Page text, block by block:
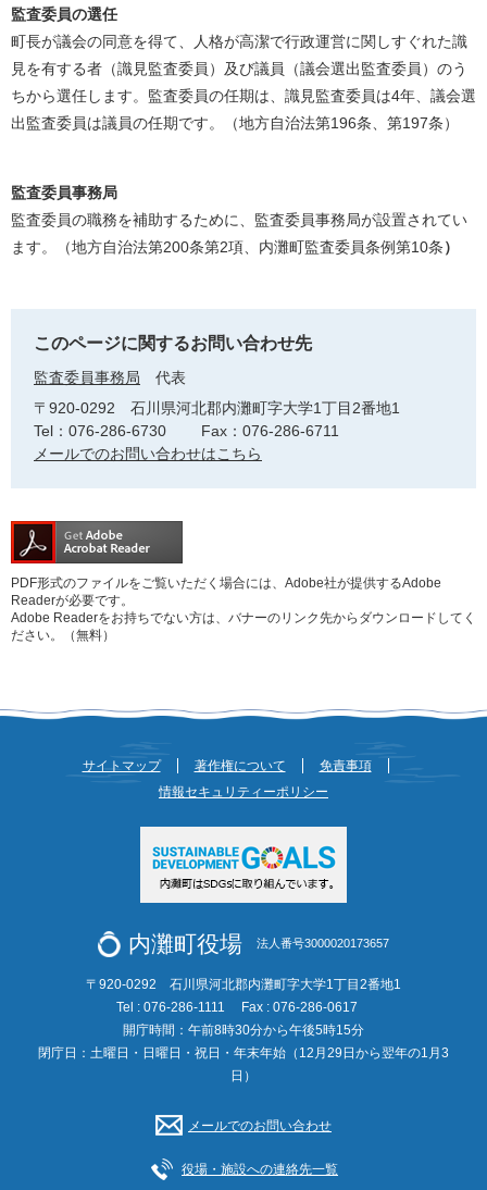
監査委員の選任
町長が議会の同意を得て、人格が高潔で行政運営に関しすぐれた識
見を有する者（識見監査委員）及び議員（議会選出監査委員）のう
ちから選任します。監査委員の任期は、識見監査委員は4年、議会選
出監査委員は議員の任期です。（地方自治法第196条、第197条）
監査委員事務局
監査委員の職務を補助するために、監査委員事務局が設置されてい
ます。（地方自治法第200条第2項、内灘町監査委員条例第10条）
このページに関するお問い合わせ先
監査委員事務局
代表
〒920-0292
石川県河北郡内灘町字大学1丁目2番地1
Tel：076-286-6730
Fax：076-286-6711
メールでのお問い合わせはこちら
PDF形式のファイルをご覧いただく場合には、Adobe社が提供するAdobe
Readerが必要です。
Adobe Readerをお持ちでない方は、バナーのリンク先からダウンロードしてく
ださい。（無料）
サイトマップ 著作権について
免責事項
情報セキュリティーポリシー
内灘町役場 法人番号3000020173657
〒920-0292 石川県河北郡内灘町字大学1丁目2番地1
Tel : 076-286-1111
Fax : 076-286-0617
開庁時間：午前8時30分から午後5時15分
閉庁日：土曜日・日曜日・祝日・年末年始（12月29日から翌年の1月3
日）
メールでのお問い合わせ
役場・施設への連絡先一覧